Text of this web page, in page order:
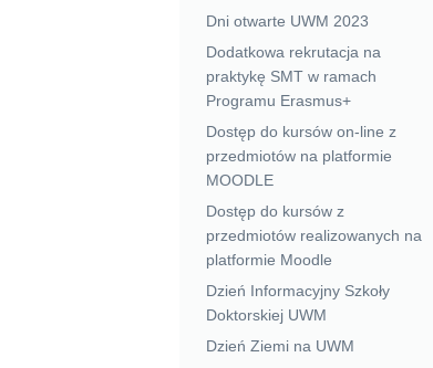
Dni otwarte UWM 2023
Dodatkowa rekrutacja na
praktykę SMT w ramach
Programu Erasmus+
Dostęp do kursów on-line z
przedmiotów na platformie
MOODLE
Dostęp do kursów z
przedmiotów realizowanych na
platformie Moodle
Dzień Informacyjny Szkoły
Doktorskiej UWM
Dzień Ziemi na UWM